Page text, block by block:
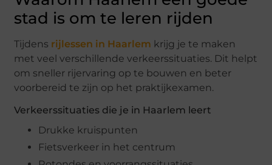
stad is om te leren rijden
Tijdens rijlessen in Haarlem krijg je te maken
met veel verschillende verkeerssituaties. Dit helpt
om sneller rijervaring op te bouwen en beter
voorbereid te zijn op het praktijkexamen.
Verkeerssituaties die je in Haarlem leert
Drukke kruispunten
Fietsverkeer in het centrum